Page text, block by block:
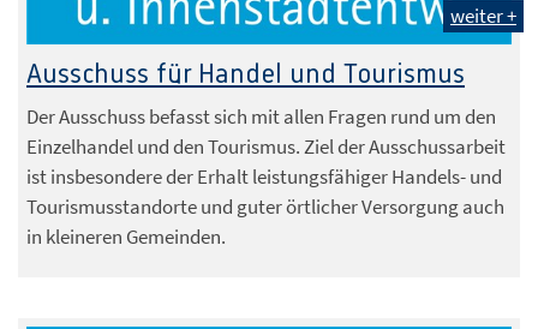
weiter +
Ausschuss für Handel und Tourismus
Der Ausschuss befasst sich mit allen Fragen rund um den
Einzelhandel und den Tourismus. Ziel der Ausschussarbeit
ist insbesondere der Erhalt leistungsfähiger Handels- und
Tourismusstandorte und guter örtlicher Versorgung auch
in kleineren Gemeinden.